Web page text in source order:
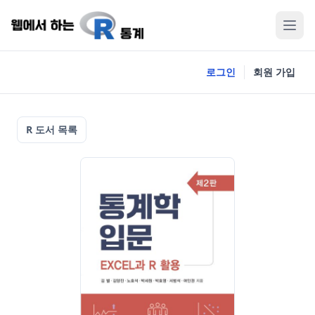
로그인 회원 가입
R 도서 목록